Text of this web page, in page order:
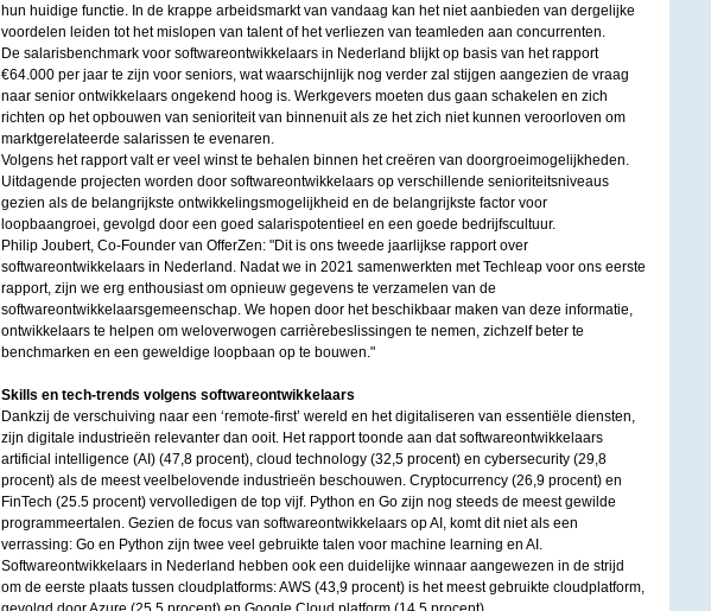
hun huidige functie. In de krappe arbeidsmarkt van vandaag kan het niet aanbieden van dergelijke
voordelen leiden tot het mislopen van talent of het verliezen van teamleden aan concurrenten.
De salarisbenchmark voor softwareontwikkelaars in Nederland blijkt op basis van het rapport
€64.000 per jaar te zijn voor seniors, wat waarschijnlijk nog verder zal stijgen aangezien de vraag
naar senior ontwikkelaars ongekend hoog is. Werkgevers moeten dus gaan schakelen en zich
richten op het opbouwen van senioriteit van binnenuit als ze het zich niet kunnen veroorloven om
marktgerelateerde salarissen te evenaren.
Volgens het rapport valt er veel winst te behalen binnen het creëren van doorgroeimogelijkheden.
Uitdagende projecten worden door softwareontwikkelaars op verschillende senioriteitsniveaus
gezien als de belangrijkste ontwikkelingsmogelijkheid en de belangrijkste factor voor
loopbaangroei, gevolgd door een goed salarispotentieel en een goede bedrijfscultuur.
Philip Joubert, Co-Founder van OfferZen: "Dit is ons tweede jaarlijkse rapport over
softwareontwikkelaars in Nederland. Nadat we in 2021 samenwerkten met Techleap voor ons eerste
rapport, zijn we erg enthousiast om opnieuw gegevens te verzamelen van de
softwareontwikkelaarsgemeenschap. We hopen door het beschikbaar maken van deze informatie,
ontwikkelaars te helpen om weloverwogen carrièrebeslissingen te nemen, zichzelf beter te
benchmarken en een geweldige loopbaan op te bouwen."
Skills en tech-trends volgens softwareontwikkelaars
Dankzij de verschuiving naar een ‘remote-first’ wereld en het digitaliseren van essentiële diensten,
zijn digitale industrieën relevanter dan ooit. Het rapport toonde aan dat softwareontwikkelaars
artificial intelligence (AI) (47,8 procent), cloud technology (32,5 procent) en cybersecurity (29,8
procent) als de meest veelbelovende industrieën beschouwen. Cryptocurrency (26,9 procent) en
FinTech (25.5 procent) vervolledigen de top vijf. Python en Go zijn nog steeds de meest gewilde
programmeertalen. Gezien de focus van softwareontwikkelaars op AI, komt dit niet als een
verrassing: Go en Python zijn twee veel gebruikte talen voor machine learning en AI.
Softwareontwikkelaars in Nederland hebben ook een duidelijke winnaar aangewezen in de strijd
om de eerste plaats tussen cloudplatforms: AWS (43,9 procent) is het meest gebruikte cloudplatform,